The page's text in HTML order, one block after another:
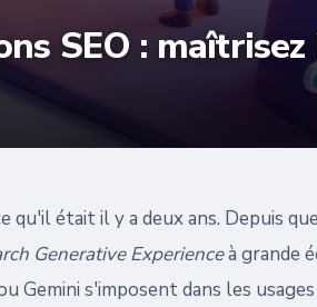
SEO :
qu'il était il y a deux ans. Depuis
Generative Experienceà grande
Gemini s'imposent dans les